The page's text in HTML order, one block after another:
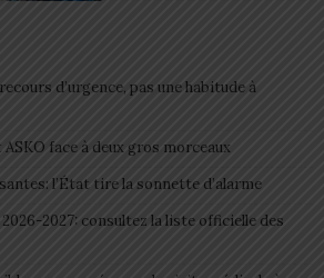
d’urgence, pas une habitude à
face à deux gros morceaux
l’État tire la sonnette d’alarme
2027: consultez la liste officielle des